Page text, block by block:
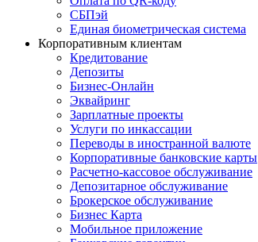
СБПэй
Единая биометрическая система
Корпоративным клиентам
Кредитование
Депозиты
Бизнес-Онлайн
Эквайринг
Зарплатные проекты
Услуги по инкассации
Переводы в иностранной валюте
Корпоративные банковские карты
Расчетно-кассовое обслуживание
Депозитарное обслуживание
Брокерское обслуживание
Бизнес Карта
Мобильное приложение